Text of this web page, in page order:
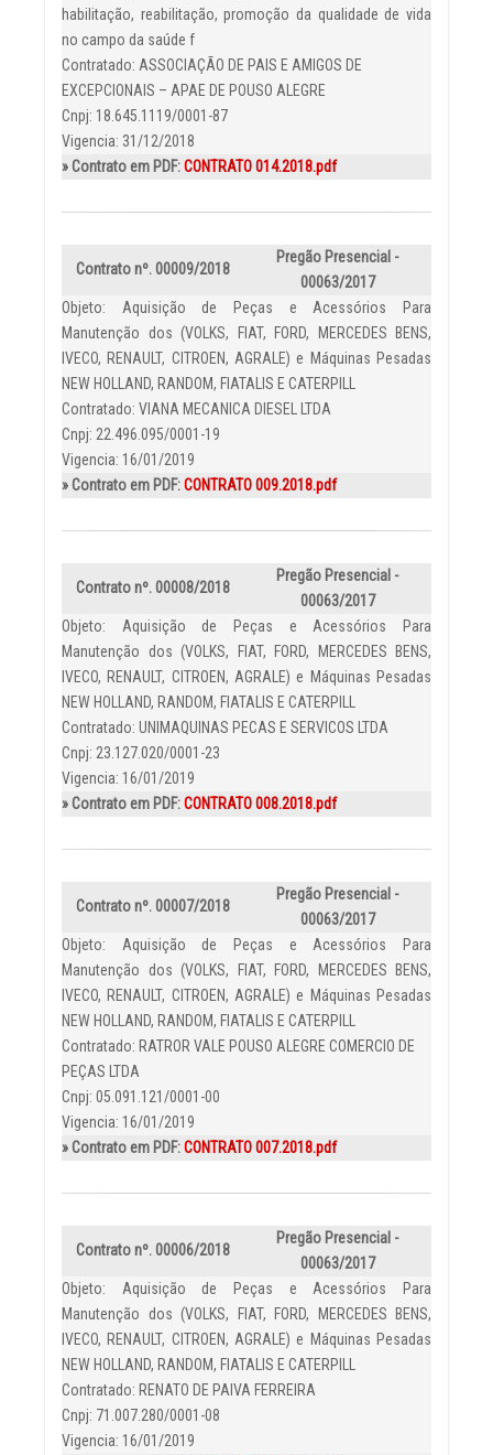
habilitação, reabilitação, promoção da qualidade de vida
no campo da saúde f
Contratado: ASSOCIAÇÃO DE PAIS E AMIGOS DE
EXCEPCIONAIS – APAE DE POUSO ALEGRE
Cnpj: 18.645.1119/0001-87
Vigencia: 31/12/2018
» Contrato em PDF:CONTRATO 014.2018.pdf
Contrato nº. 00009/2018
Pregão Presencial -
00063/2017
Objeto: Aquisição de Peças e Acessórios Para
Manutenção dos (VOLKS, FIAT, FORD, MERCEDES BENS,
IVECO, RENAULT, CITROEN, AGRALE) e Máquinas Pesadas
NEW HOLLAND, RANDOM, FIATALIS E CATERPILL
Contratado: VIANA MECANICA DIESEL LTDA
Cnpj: 22.496.095/0001-19
Vigencia: 16/01/2019
» Contrato em PDF:CONTRATO 009.2018.pdf
Contrato nº. 00008/2018
Pregão Presencial -
00063/2017
Objeto: Aquisição de Peças e Acessórios Para
Manutenção dos (VOLKS, FIAT, FORD, MERCEDES BENS,
IVECO, RENAULT, CITROEN, AGRALE) e Máquinas Pesadas
NEW HOLLAND, RANDOM, FIATALIS E CATERPILL
Contratado: UNIMAQUINAS PECAS E SERVICOS LTDA
Cnpj: 23.127.020/0001-23
Vigencia: 16/01/2019
» Contrato em PDF:CONTRATO 008.2018.pdf
Contrato nº. 00007/2018
Pregão Presencial -
00063/2017
Objeto: Aquisição de Peças e Acessórios Para
Manutenção dos (VOLKS, FIAT, FORD, MERCEDES BENS,
IVECO, RENAULT, CITROEN, AGRALE) e Máquinas Pesadas
NEW HOLLAND, RANDOM, FIATALIS E CATERPILL
Contratado: RATROR VALE POUSO ALEGRE COMERCIO DE
PEÇAS LTDA
Cnpj: 05.091.121/0001-00
Vigencia: 16/01/2019
» Contrato em PDF:CONTRATO 007.2018.pdf
Contrato nº. 00006/2018
Pregão Presencial -
00063/2017
Objeto: Aquisição de Peças e Acessórios Para
Manutenção dos (VOLKS, FIAT, FORD, MERCEDES BENS,
IVECO, RENAULT, CITROEN, AGRALE) e Máquinas Pesadas
NEW HOLLAND, RANDOM, FIATALIS E CATERPILL
Contratado: RENATO DE PAIVA FERREIRA
Cnpj: 71.007.280/0001-08
Vigencia: 16/01/2019